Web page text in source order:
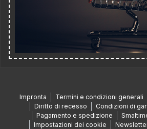
Impronta Termini e condizioni generali
Diritto di recesso
Condizioni di
Pagamento e spedizione
Impostazioni dei cookie